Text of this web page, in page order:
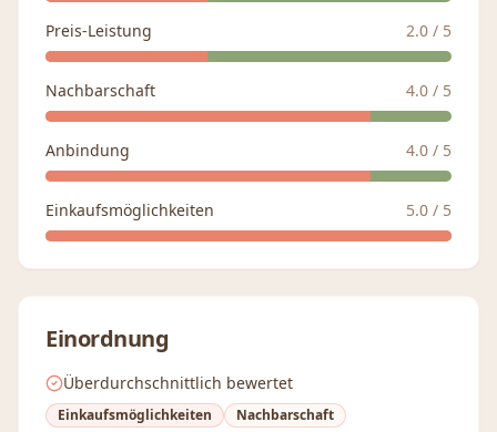
Preis-Leistung 2.0 / 5
Nachbarschaft 4.0 / 5
Anbindung 4.0 / 5
Einkaufsmöglichkeiten 5.0 / 5
Einordnung
Überdurchschnittlich bewertet
Einkaufsmöglichkeiten Nachbarschaft